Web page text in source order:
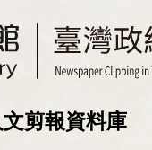
剪報資料庫